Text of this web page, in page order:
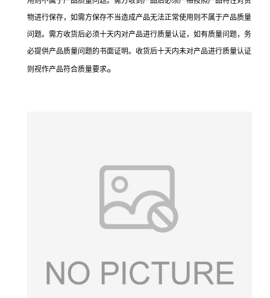
物进行保存，如需方保存不当造成产品无法正常使用则不属于产品质量
问题。需方收货后必须十天内对产品进行质量认证，如有质量问题，务
必提供产品质量问题的书面证明。收货后十天内未对产品进行质量认证
则视作产品符合质量要求。